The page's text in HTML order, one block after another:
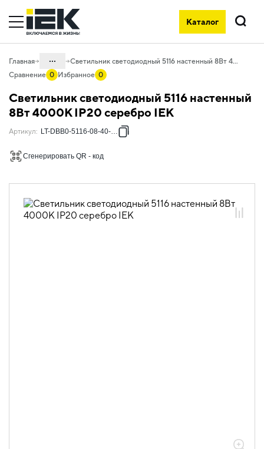
Каталог
Поиск
Главная ...
10. Светотехника
10.02 Коммунальное и бытовое
10.02.04 Декоративное освещение
подсветки картин и зеркал
Светильник светодиодный 5116 настенный 8Вт 4000К IP20 серебро IEK
Сравнение 0 Избранное 0
Светильник светодиодный 5116 настенный
8Вт 4000К IP20 серебро IEK
Артикул: LT-DBB0-5116-08-40-K27
Сгенерировать QR - код